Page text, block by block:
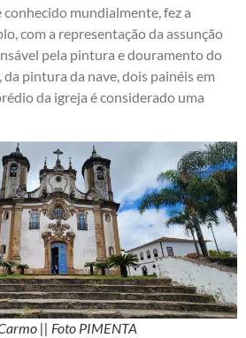
mundialmente, fez a
com a representação da assunção
pela pintura e douramento do
pintura da nave, dois painéis em
da igreja é considerado uma
|| Foto PIMENTA